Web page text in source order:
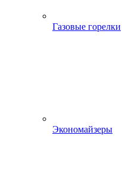
Газовые горелки
Экономайзеры